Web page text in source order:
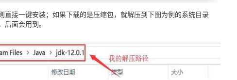
直接一键安装；如果下载的是压缩包，就解压到下图为例的系统目录
后面会用到。